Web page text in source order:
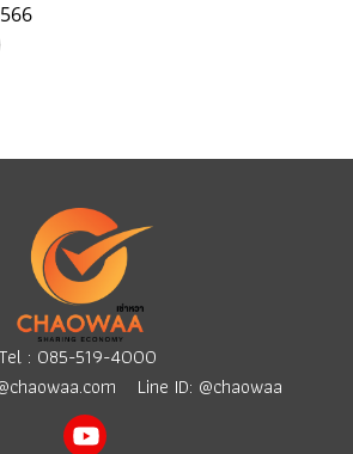
Tel : 085-519-4000
Line ID: @chaowaa